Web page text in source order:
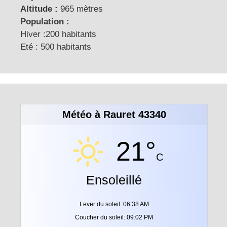
Altitude : 965 mètres
Population :
Hiver :200 habitants
Eté : 500 habitants
Météo à Rauret 43340
21°C
Ensoleillé
Lever du soleil: 06:38 AM
Coucher du soleil: 09:02 PM